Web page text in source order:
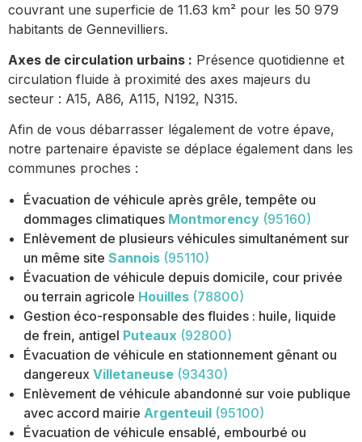
couvrant une superficie de 11.63 km² pour les 50 979
habitants de Gennevilliers.
Axes de circulation urbains : Présence quotidienne et
circulation fluide à proximité des axes majeurs du
secteur : A15, A86, A115, N192, N315.
Afin de vous débarrasser légalement de votre épave,
notre partenaire épaviste se déplace également dans les
communes proches :
Évacuation de véhicule après grêle, tempête ou
dommages climatiques Montmorency (95160)
Enlèvement de plusieurs véhicules simultanément sur
un même site Sannois (95110)
Évacuation de véhicule depuis domicile, cour privée
ou terrain agricole Houilles (78800)
Gestion éco-responsable des fluides : huile, liquide
de frein, antigel Puteaux (92800)
Évacuation de véhicule en stationnement gênant ou
dangereux Villetaneuse (93430)
Enlèvement de véhicule abandonné sur voie publique
avec accord mairie Argenteuil (95100)
Évacuation de véhicule ensablé, embourbé ou